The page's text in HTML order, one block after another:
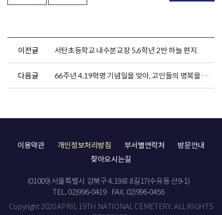
이전글 서탄초등학교 내수분교장 5,6학년 2반 하늘 편지
다음글 66주년 4.19혁명 기념일을 맞아, 고인들의 명복을 빕니다.
이용약관 개인정보처리방침 부서별연락처
방문안내
찾아오시는길
(01009) 서울특별시 강북구 4.19로 8길17(수유동 산9-1)
TEL. 02)996-0419
FAX. 02)996-0456
Copyright 2020 APRIL 19TH NATIONAL CEMETERY. ALL RIGHTS